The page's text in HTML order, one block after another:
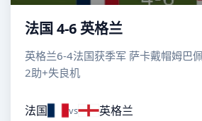
法国 4-6 英格兰
英格兰6-4法国获季军 萨卡戴帽姆巴
2助+失良机
法国 vs 英格兰